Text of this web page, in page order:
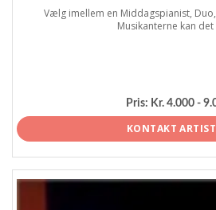
Vælg imellem en Middagspianist,
Musikanterne kan det
Pris: Kr. 4.000 -
KONTAKT